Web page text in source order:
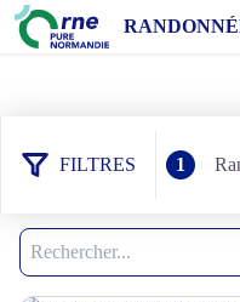
FILTRES 1
52 résultats
Recherche